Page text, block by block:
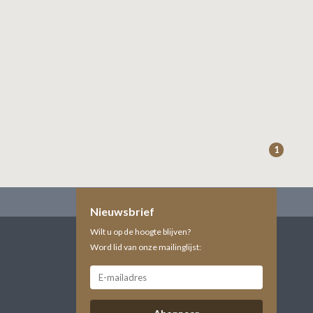
1
Nieuwsbrief
Wilt u op de hoogte blijven?
Word lid van onze mailinglijst: